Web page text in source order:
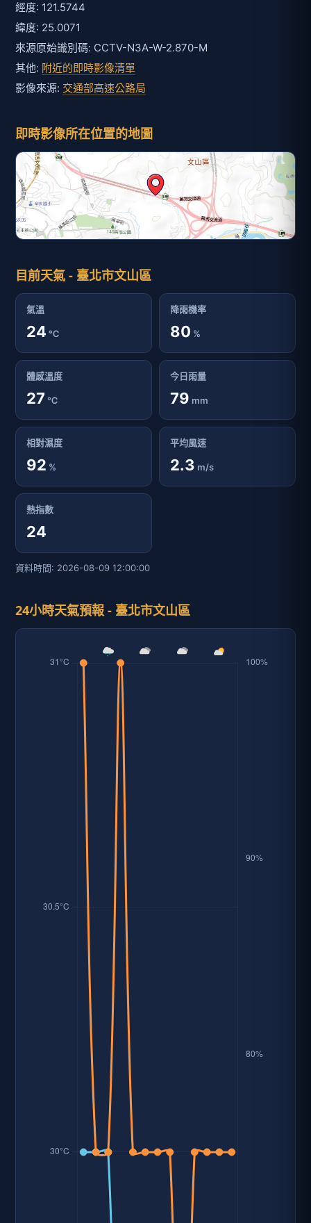
經度: 121.5744
緯度: 25.0071
來源原始識別碼: CCTV-N3A-W-2.870-M
其他: 附近的即時影像清單
影像來源: 交通部高速公路局
即時影像所在位置的地圖
目前天氣 - 臺北市文山區
氣溫
24 ℃
降雨機率
80 %
體感溫度
27 ℃
今日雨量
79 mm
相對濕度
92 %
平均風速
2.3 m/s
熱指數
24
資料時間: 2026-08-09 12:00:00
24小時天氣預報 - 臺北市文山區